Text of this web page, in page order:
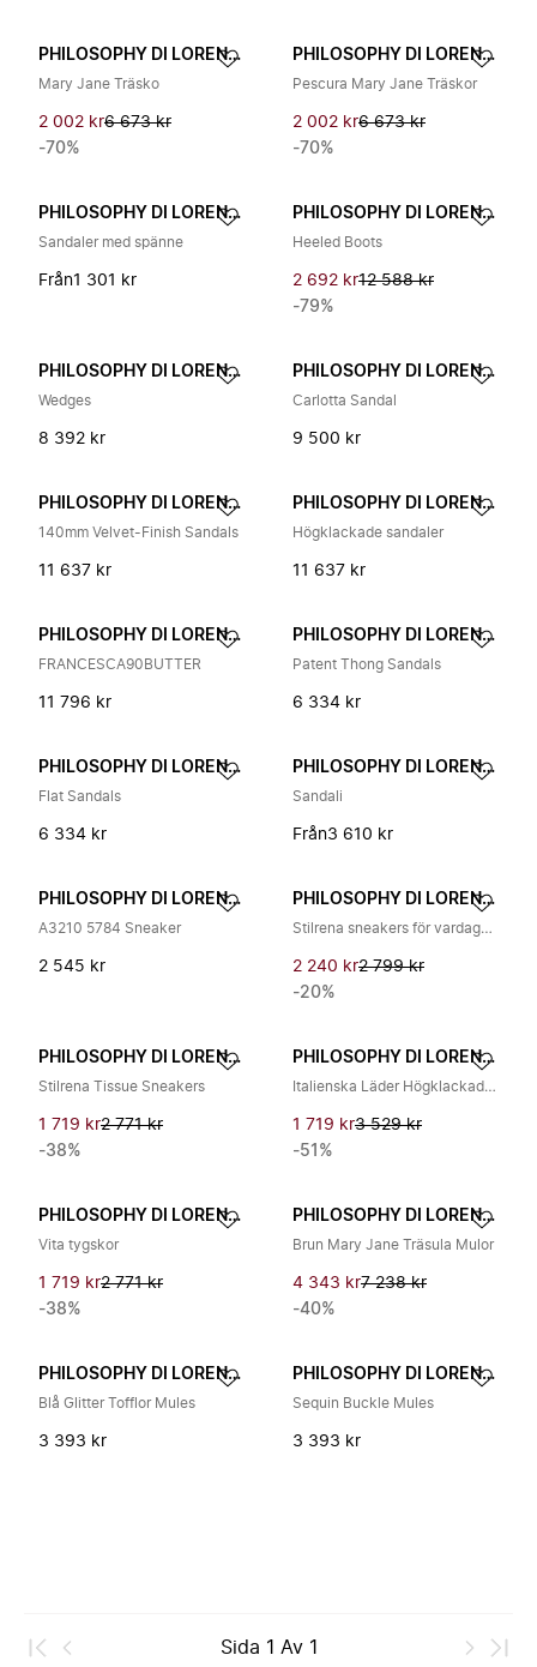
PHILOSOPHY DI LORENZO SERAFINI
Mary Jane Träsko
2 002 kr6 673 kr
-70%
PHILOSOPHY DI LORENZO SERAFINI
Pescura Mary Jane Träskor
2 002 kr6 673 kr
-70%
PHILOSOPHY DI LORENZO SERAFINI
Sandaler med spänne
Från1 301 kr
PHILOSOPHY DI LORENZO SERAFINI
Heeled Boots
2 692 kr12 588 kr
-79%
PHILOSOPHY DI LORENZO SERAFINI
Wedges
8 392 kr
PHILOSOPHY DI LORENZO SERAFINI
Carlotta Sandal
9 500 kr
PHILOSOPHY DI LORENZO SERAFINI
140mm Velvet-Finish Sandals
11 637 kr
PHILOSOPHY DI LORENZO SERAFINI
Högklackade sandaler
11 637 kr
PHILOSOPHY DI LORENZO SERAFINI
FRANCESCA90BUTTER
11 796 kr
PHILOSOPHY DI LORENZO SERAFINI
Patent Thong Sandals
6 334 kr
PHILOSOPHY DI LORENZO SERAFINI
Flat Sandals
6 334 kr
PHILOSOPHY DI LORENZO SERAFINI
Sandali
Från3 610 kr
PHILOSOPHY DI LORENZO SERAFINI
A3210 5784 Sneaker
2 545 kr
PHILOSOPHY DI LORENZO SERAFINI
Stilrena sneakers för vardagsbruk
2 240 kr2 799 kr
-20%
PHILOSOPHY DI LORENZO SERAFINI
Stilrena Tissue Sneakers
1 719 kr2 771 kr
-38%
PHILOSOPHY DI LORENZO SERAFINI
Italienska Läder Högklackade Pumps
1 719 kr3 529 kr
-51%
PHILOSOPHY DI LORENZO SERAFINI
Vita tygskor
1 719 kr2 771 kr
-38%
PHILOSOPHY DI LORENZO SERAFINI
Brun Mary Jane Träsula Mulor
4 343 kr7 238 kr
-40%
PHILOSOPHY DI LORENZO SERAFINI
Blå Glitter Tofflor Mules
3 393 kr
PHILOSOPHY DI LORENZO SERAFINI
Sequin Buckle Mules
3 393 kr
Sida 1 Av 1